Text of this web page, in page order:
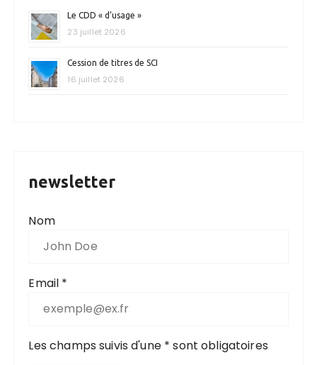
Le CDD « d’usage »
23 juillet 2026
Cession de titres de SCI
16 juillet 2026
newsletter
Nom
Email *
Les champs suivis d'une * sont obligatoires